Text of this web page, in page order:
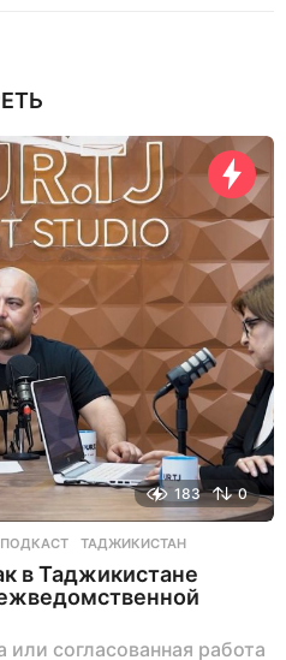
183 0
,ПОДКАСТ ,ТАДЖИКИСТАН
в Таджикистане
или согласованная работа